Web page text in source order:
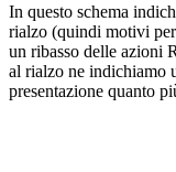
In questo schema
rialzo (quindi motivi
un ribasso delle azioni
al rialzo ne indichiamo
presentazione quanto